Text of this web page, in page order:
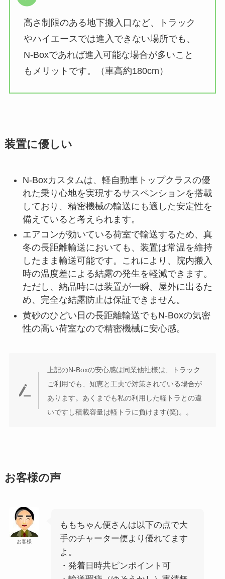
高さ制限のある地下搬入口など、トラック
やハイエースでは進入できない場所でも、
N-Boxであれば進入可能な場合が多いこと
もメリットです。（車高約180cm）
装置に優しい
N-Boxカスタムは、軽自動車トップクラスの優
れた乗り心地を実現するサスペンションを搭載
しており、精密機械の輸送にも適した安定性を
備えていると考えられます。
エアコンが効いている荷室で輸送するため、真
冬の長距離輸送においても、装置は常温を維持
したまま輸送可能です。これにより、院内搬入
時の温度差による結露の発生を軽減できます。
ただし、納品時には装置が一瞬、屋外に出るた
め、完全な結露防止は保証できません。
黄砂のひどい日の長距離輸送でもN-Boxの気密
性の高い荷室なので精密機械に安心感。
上記のN-Boxの安心感は同業他社様は、トラック
ご利用でも、知恵と工夫で対策されている場合が
あります。あくまでも私の利用した軽トラとの違
いですし積載容量は軽トラに負けます(笑)。。
お客様の声
お客様
ももちゃん便さんは以下の点で大
手のチャーター便より優れてます
よ。
・発着日時共ピンポイント可